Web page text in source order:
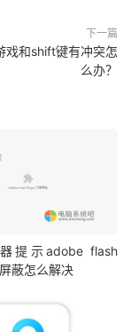
下一篇
戏和shift键有冲突怎
么办？
提示adobe flash
蔽怎么解决